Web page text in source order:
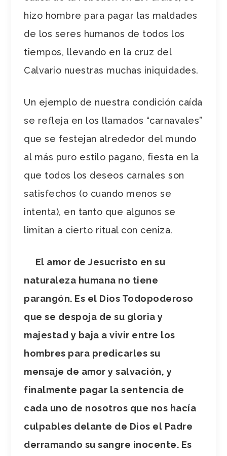
hizo hombre para pagar las maldades
de los seres humanos de todos los
tiempos, llevando en la cruz del
Calvario nuestras muchas iniquidades.
Un ejemplo de nuestra condición caída
se refleja en los llamados “carnavales”
que se festejan alrededor del mundo
al más puro estilo pagano, fiesta en la
que todos los deseos carnales son
satisfechos (o cuando menos se
intenta), en tanto que algunos se
limitan a cierto ritual con ceniza.
El amor de Jesucristo en su
naturaleza humana no tiene
parangón. Es el Dios Todopoderoso
que se despoja de su gloria y
majestad y baja a vivir entre los
hombres para predicarles su
mensaje de amor y salvación, y
finalmente pagar la sentencia de
cada uno de nosotros que nos hacía
culpables delante de Dios el Padre
derramando su sangre inocente. Es